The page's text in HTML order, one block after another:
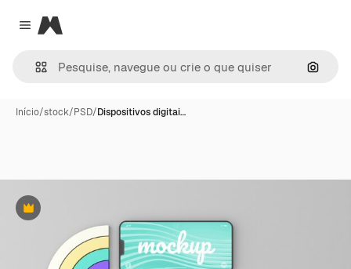
Close menu
Magnific
Início/stock/PSD/Dispositivos digitai…
Premium